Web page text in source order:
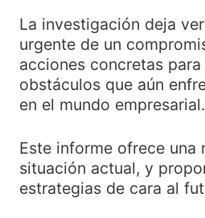
La investigación deja
urgente de un
acciones concretas
obstáculos que aún
en el mundo empresarial.
Este informe ofrece una
situación actual, y
estrategias de cara al